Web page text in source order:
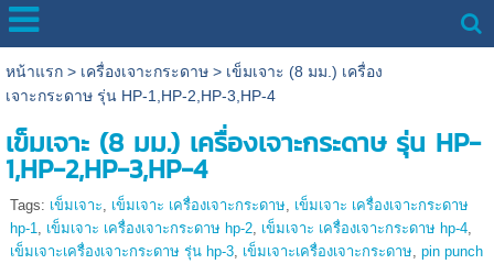
หน้าแรก> เครื่องเจาะกระดาษ> เข็มเจาะ (8 มม.) เครื่อง
เจาะกระดาษ รุ่น HP-1,HP-2,HP-3,HP-4
เข็มเจาะ (8 มม.) เครื่องเจาะกระดาษ รุ่น HP-
1,HP-2,HP-3,HP-4
Tags: เข็มเจาะ, เข็มเจาะ เครื่องเจาะกระดาษ, เข็มเจาะ เครื่องเจาะกระดาษ
hp-1, เข็มเจาะ เครื่องเจาะกระดาษ hp-2, เข็มเจาะ เครื่องเจาะกระดาษ hp-4,
เข็มเจาะเครื่องเจาะกระดาษ รุ่น hp-3, เข็มเจาะเครื่องเจาะกระดาษ, pin punch